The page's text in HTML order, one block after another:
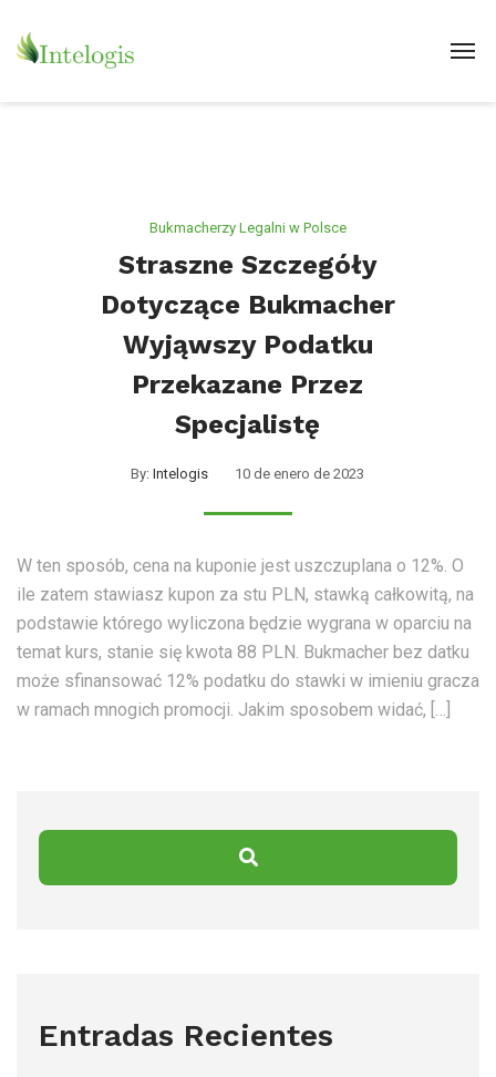
Bukmacherzy Legalni w Polsce
Straszne Szczegóły
Dotyczące Bukmacher
Wyjąwszy Podatku
Przekazane Przez
Specjalistę
By: Intelogis 10 de enero de 2023
W ten sposób, cena na kuponie jest uszczuplana o 12%. O
ile zatem stawiasz kupon za stu PLN, stawką całkowitą, na
podstawie którego wyliczona będzie wygrana w oparciu na
temat kurs, stanie się kwota 88 PLN. Bukmacher bez datku
może sfinansować 12% podatku do stawki w imieniu gracza
w ramach mnogich promocji. Jakim sposobem widać, […]
Entradas Recientes